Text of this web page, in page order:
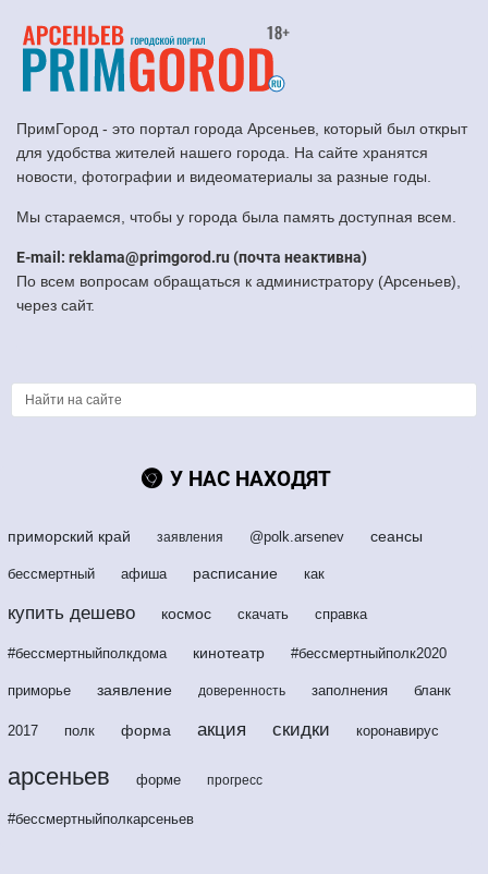
ПримГород - это портал города Арсеньев, который был открыт
для удобства жителей нашего города. На сайте хранятся
новости, фотографии и видеоматериалы за разные годы.
Мы стараемся, чтобы у города была память доступная всем.
E-mail: reklama@primgorod.ru (почта неактивна)
По всем вопросам обращаться к администратору (Арсеньев),
через сайт.
У НАС НАХОДЯТ
приморский край заявления @polk.arsenev сеансы
бессмертный афиша расписание как
купить дешево космос скачать справка
#бессмертныйполкдома кинотеатр #бессмертныйполк2020
приморье заявление доверенность заполнения бланк
2017 полк форма акция скидки коронавирус
арсеньев форме прогресс
#бессмертныйполкарсеньев